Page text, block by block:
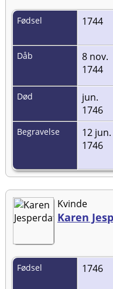
Fødsel 1744
Dåb
8 nov.
1744
Død
jun.
1746
Begravelse
12 jun.
1746
Kvinde
Karen
Fødsel 1746